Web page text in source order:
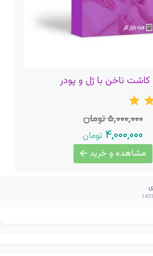
ناخن با ژل و پودر
۵,۰۰۰,۰۰۰ تومان
۴,۰۰۰,۰۰۰ تومان
مشاهده و خرید